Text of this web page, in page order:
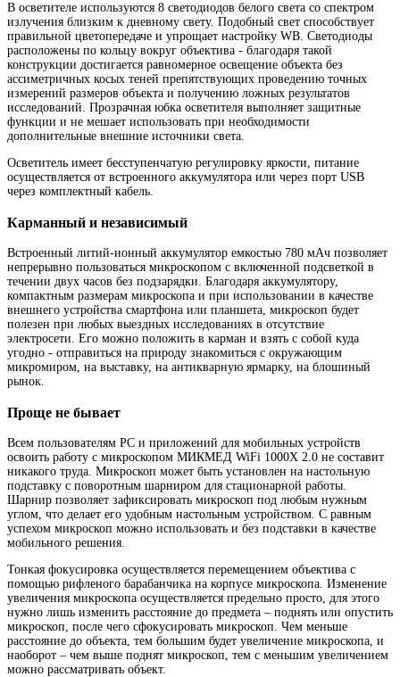
В осветителе используются 8 светодиодов белого света со спектром
излучения близким к дневному свету. Подобный свет способствует
правильной цветопередаче и упрощает настройку WB. Светодиоды
расположены по кольцу вокруг объектива - благодаря такой
конструкции достигается равномерное освещение объекта без
ассиметричных косых теней препятствующих проведению точных
измерений размеров объекта и получению ложных результатов
исследований. Прозрачная юбка осветителя выполняет защитные
функции и не мешает использовать при необходимости
дополнительные внешние источники света.
Осветитель имеет бесступенчатую регулировку яркости, питание
осуществляется от встроенного аккумулятора или через порт USB
через комплектный кабель.
Карманный и независимый
Встроенный литий-ионный аккумулятор емкостью 780 мАч позволяет
непрерывно пользоваться микроскопом с включенной подсветкой в
течении двух часов без подзарядки. Благодаря аккумулятору,
компактным размерам микроскопа и при использовании в качестве
внешнего устройства смартфона или планшета, микроскоп будет
полезен при любых выездных исследованиях в отсутствие
электросети. Его можно положить в карман и взять с собой куда
угодно - отправиться на природу знакомиться с окружающим
микромиром, на выставку, на антикварную ярмарку, на блошиный
рынок.
Проще не бывает
Всем пользователям РС и приложений для мобильных устройств
освоить работу с микроскопом МИКМЕД WiFi 1000Х 2.0 не составит
никакого труда. Микроскоп может быть установлен на настольную
подставку с поворотным шарниром для стационарной работы.
Шарнир позволяет зафиксировать микроскоп под любым нужным
углом, что делает его удобным настольным устройством. С равным
успехом микроскоп можно использовать и без подставки в качестве
мобильного решения.
Тонкая фокусировка осуществляется перемещением объектива с
помощью рифленого барабанчика на корпусе микроскопа. Изменение
увеличения микроскопа осуществляется предельно просто, для этого
нужно лишь изменить расстояние до предмета – поднять или опустить
микроскоп, после чего сфокусировать микроскоп. Чем меньше
расстояние до объекта, тем большим будет увеличение микроскопа, и
наоборот – чем выше поднят микроскоп, тем с меньшим увеличением
можно рассматривать объект.